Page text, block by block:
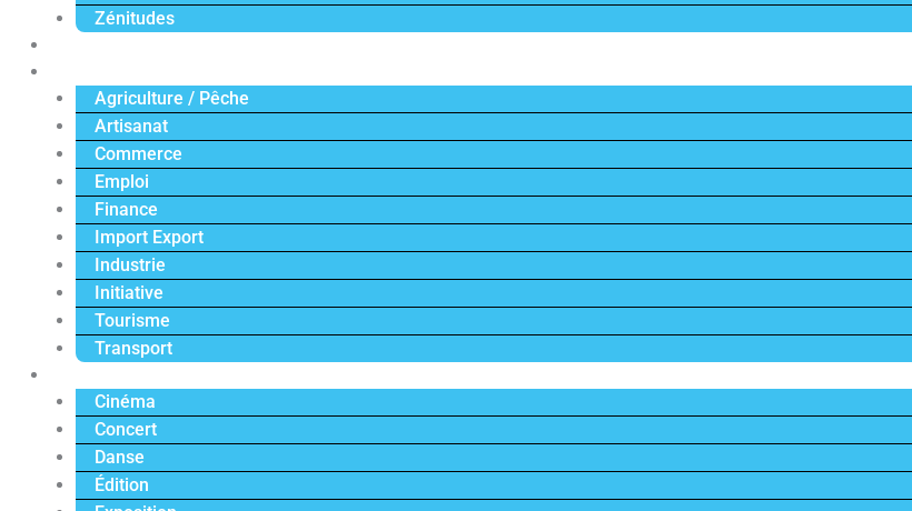
Zénitudes
Agriculture / Pêche
Artisanat
Commerce
Emploi
Finance
Import Export
Industrie
Initiative
Tourisme
Transport
Cinéma
Concert
Danse
Édition